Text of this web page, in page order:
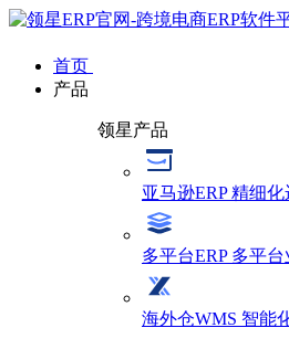
首页
产品
领星产品
亚马逊ERP精细化
多平台ERP 多平
海外仓WMS 智能